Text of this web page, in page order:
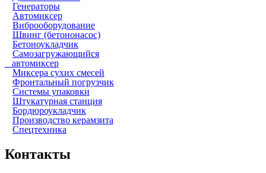
Генераторы
Автомиксер
Виброоборудование
Швинг (бетононасос)
Бетоноукладчик
Самозагружающийся
автомиксер
Миксера сухих смесей
Фронтальный погрузчик
Системы упаковки
Штукатурная станция
Бордюроукладчик
Производство керамзита
Спецтехника
Контакты